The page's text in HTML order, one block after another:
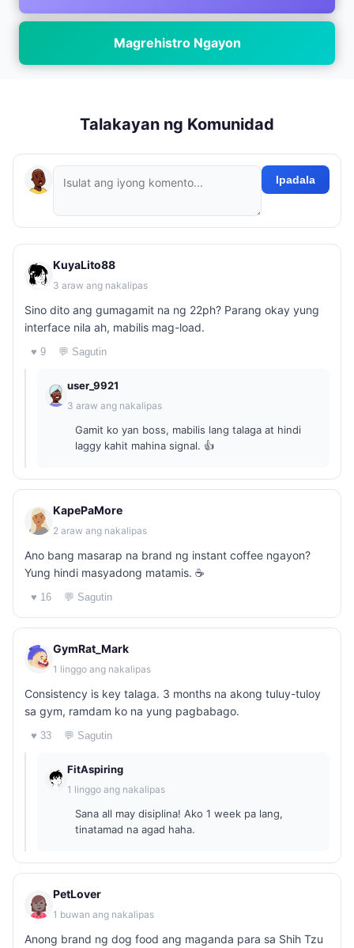
Magrehistro Ngayon
Talakayan ng Komunidad
Ipadala
KuyaLito88
3 araw ang nakalipas
Sino dito ang gumagamit na ng 22ph? Parang okay yung
interface nila ah, mabilis mag-load.
♥ 9 💬 Sagutin
user_9921
3 araw ang nakalipas
Gamit ko yan boss, mabilis lang talaga at hindi
laggy kahit mahina signal. 👍
KapePaMore
2 araw ang nakalipas
Ano bang masarap na brand ng instant coffee ngayon?
Yung hindi masyadong matamis. ☕
♥ 16 💬 Sagutin
GymRat_Mark
1 linggo ang nakalipas
Consistency is key talaga. 3 months na akong tuluy-tuloy
sa gym, ramdam ko na yung pagbabago.
♥ 33 💬 Sagutin
FitAspiring
1 linggo ang nakalipas
Sana all may disiplina! Ako 1 week pa lang,
tinatamad na agad haha.
PetLover
1 buwan ang nakalipas
Anong brand ng dog food ang maganda para sa Shih Tzu